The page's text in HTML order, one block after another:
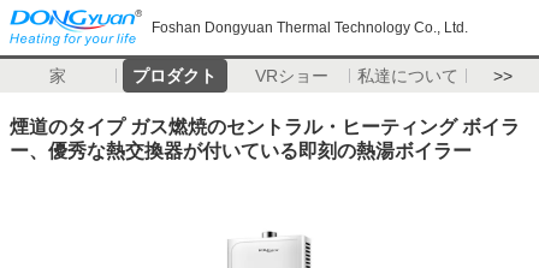
Foshan Dongyuan Thermal Technology Co., Ltd.
家 プロダクト VRショー 私達について >>
煙道のタイプ ガス燃焼のセントラル・ヒーティング ボイラ
ー、優秀な熱交換器が付いている即刻の熱湯ボイラー